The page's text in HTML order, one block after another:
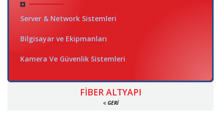
Server & Network Sistemleri
Bilgisayar ve Ekipmanları
Kamera Ve Güvenlik Sistemleri
FIBER ALTYAPI
GERI